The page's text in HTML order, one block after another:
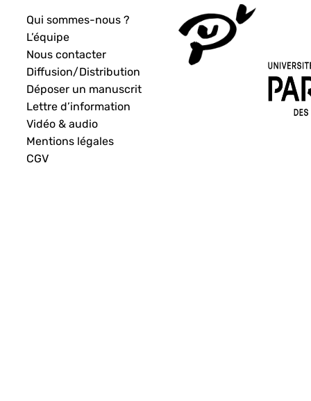
Qui sommes-nous ?
L’équipe
Nous contacter
Diffusion/Distribution
Déposer un manuscrit
Lettre d’information
Vidéo & audio
Mentions légales
CGV